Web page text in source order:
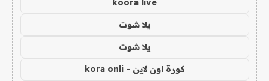
يلا شوت
يلا شوت
كورة اون لاين - kora onli